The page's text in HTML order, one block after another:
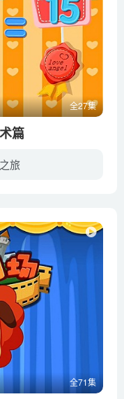
全27集
篇
旅
全71集